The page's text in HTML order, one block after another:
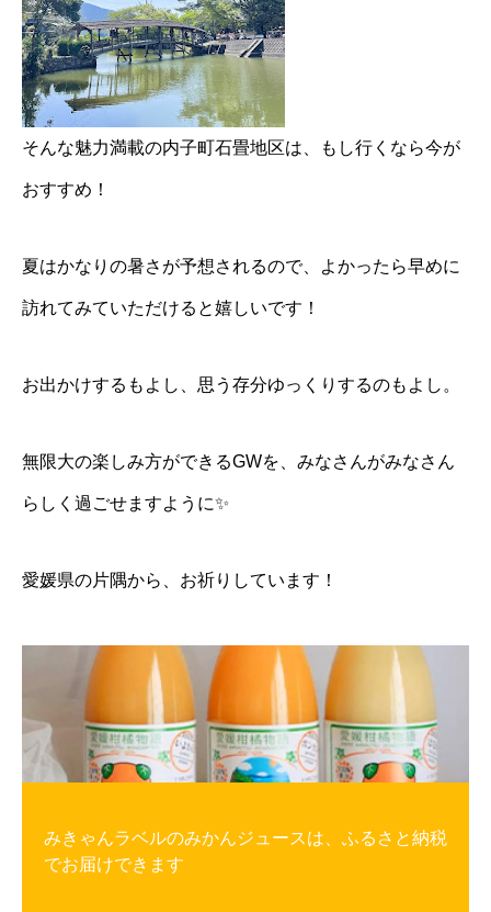
そんな魅力満載の内子町石畳地区は、もし行くなら今が
おすすめ！
夏はかなりの暑さが予想されるので、よかったら早めに
訪れてみていただけると嬉しいです！
お出かけするもよし、思う存分ゆっくりするのもよし。
無限大の楽しみ方ができるGWを、みなさんがみなさん
らしく過ごせますように✨
愛媛県の片隅から、お祈りしています！
みきゃんラベルのみかんジュースは、ふるさと納税
でお届けできます